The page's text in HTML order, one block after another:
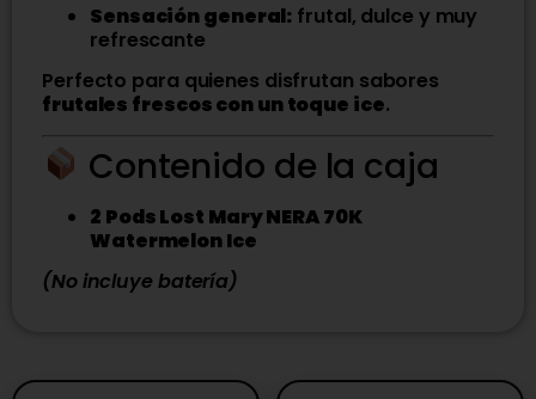
Sensación general: frutal, dulce y muy
refrescante
Perfecto para quienes disfrutan sabores
frutales frescos con un toque ice.
Contenido de la caja
2 Pods Lost Mary NERA 70K
Watermelon Ice
(No incluye batería)